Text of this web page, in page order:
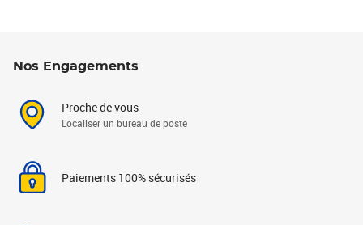
Nos Engagements
Proche de vous
Localiser un bureau de poste
Paiements 100% sécurisés